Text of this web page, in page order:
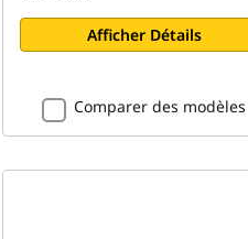
Afficher Détails
Comparer des modèles